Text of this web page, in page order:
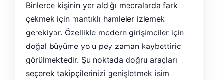
Binlerce kişinin yer aldığı mecralarda fark
çekmek için mantıklı hamleler izlemek
gerekiyor. Özellikle modern girişimciler için
doğal büyüme yolu pey zaman kaybettirici
görülmektedir. Şu noktada doğru araçları
seçerek takipçilerinizi genişletmek isim